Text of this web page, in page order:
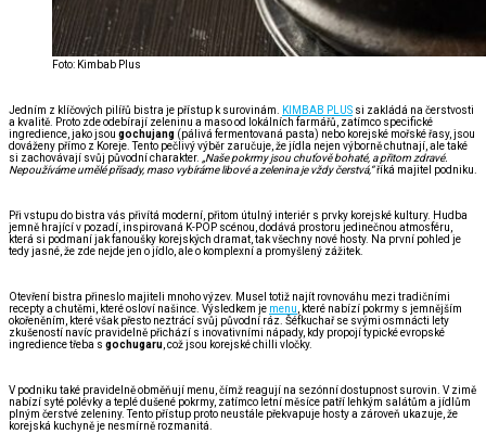
Foto: Kimbab Plus
Jedním z klíčových pilířů bistra je přístup k surovinám. KIMBAB PLUS si zakládá na čerstvosti
a kvalitě. Proto zde odebírají zeleninu a maso od lokálních farmářů, zatímco specifické
ingredience, jako jsou gochujang (pálivá fermentovaná pasta) nebo korejské mořské řasy, jsou
dováženy přímo z Koreje. Tento pečlivý výběr zaručuje, že jídla nejen výborně chutnají, ale také
si zachovávají svůj původní charakter. „Naše pokrmy jsou chuťově bohaté, a přitom zdravé.
Nepoužíváme umělé přísady, maso vybíráme libové a zelenina je vždy čerstvá,“říká majitel podniku.
Při vstupu do bistra vás přivítá moderní, přitom útulný interiér s prvky korejské kultury. Hudba
jemně hrající v pozadí, inspirovaná K-POP scénou, dodává prostoru jedinečnou atmosféru,
která si podmaní jak fanoušky korejských dramat, tak všechny nové hosty. Na první pohled je
tedy jasné, že zde nejde jen o jídlo, ale o komplexní a promyšlený zážitek.
Otevření bistra přineslo majiteli mnoho výzev. Musel totiž najít rovnováhu mezi tradičními
recepty a chutěmi, které osloví našince. Výsledkem je menu, které nabízí pokrmy s jemnějším
okořeněním, které však přesto neztrácí svůj původní ráz. Šéfkuchař se svými osmnácti lety
zkušeností navíc pravidelně přichází s inovativními nápady, kdy propojí typické evropské
ingredience třeba s gochugaru, což jsou korejské chilli vločky.
V podniku také pravidelně obměňují menu, čímž reagují na sezónní dostupnost surovin. V zimě
nabízí syté polévky a teplé dušené pokrmy, zatímco letní měsíce patří lehkým salátům a jídlům
plným čerstvé zeleniny. Tento přístup proto neustále překvapuje hosty a zároveň ukazuje, že
korejská kuchyně je nesmírně rozmanitá.